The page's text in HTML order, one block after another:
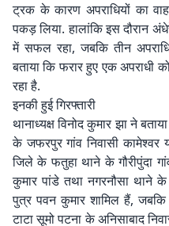
ट्रक के कारण अपराधियों का
पकड़ लिया. हालांकि इस दौरान
में सफल रहा, जबकि तीन
बताया कि फरार हुए एक अपराधी
रहा है.
इनकी हुई गिरफ्तारी
थानाध्यक्ष विनोद कुमार झा ने
के जफरपुर गांव निवासी कामेश्वर
जिले के फतुहा थाने के गौरीपुंदा
कुमार पांडे तथा नगरनौसा थाने के
पुत्र पवन कुमार शामिल हैं,
टाटा सूमो पटना के अनिसाबाद